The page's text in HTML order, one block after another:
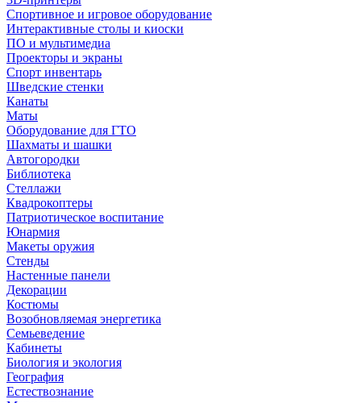
Спортивное и игровое оборудование
Интерактивные столы и киоски
ПО и мультимедиа
Проекторы и экраны
Спорт инвентарь
Шведские стенки
Канаты
Маты
Оборудование для ГТО
Шахматы и шашки
Автогородки
Библиотека
Стеллажи
Квадрокоптеры
Патриотическое воспитание
Юнармия
Макеты оружия
Стенды
Настенные панели
Декорации
Костюмы
Возобновляемая энергетика
Семьеведение
Кабинеты
Биология и экология
География
Естествознание